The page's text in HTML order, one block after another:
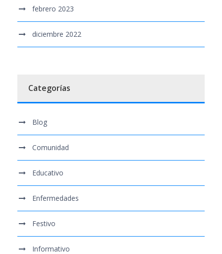
febrero 2023
diciembre 2022
Categorías
Blog
Comunidad
Educativo
Enfermedades
Festivo
Informativo